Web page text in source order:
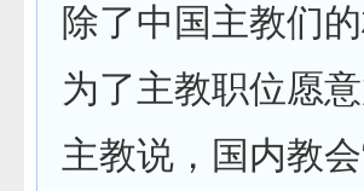
除了中国主教们
为了主教职位愿
主教说，国内教